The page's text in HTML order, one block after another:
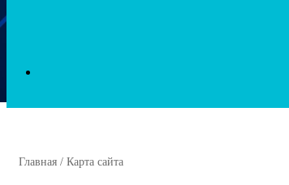
Главная / Карта сайта